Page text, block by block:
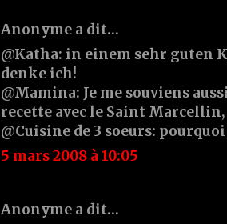
Anonyme a dit…
@Katha: in einem sehr guten
denke ich!
@Mamina: Je me souviens
recette avec le Saint Marcellin,
@Cuisine de 3 soeurs: pourquoi
5 mars 2008 à 10:05
Anonyme a dit…